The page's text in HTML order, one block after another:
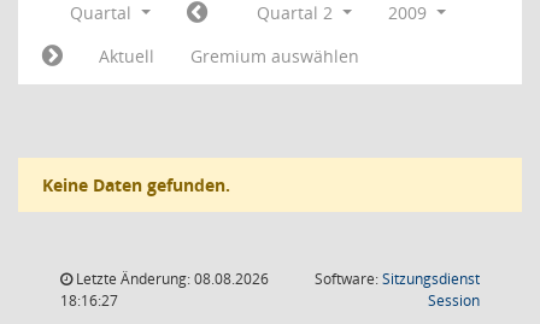
Quartal Quartal 2
2009
Aktuell
Gremium auswählen
Keine Daten gefunden.
Letzte Änderung: 08.08.2026
18:16:27
Software:Sitzungsdienst
Session(Wird in